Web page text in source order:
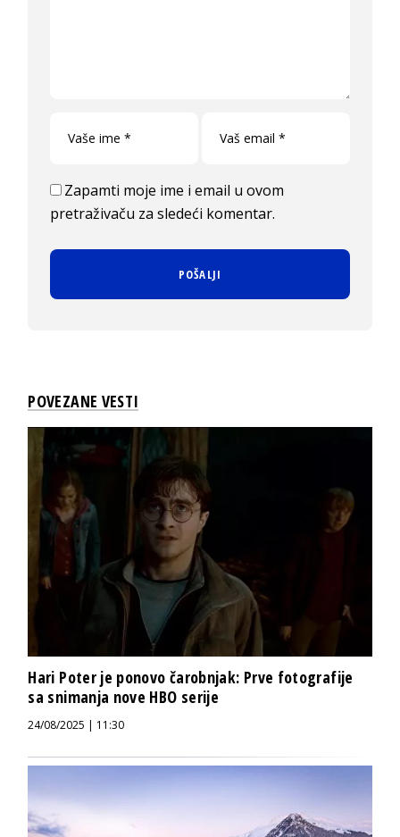
Zapamti moje ime i email u ovom
pretraživaču za sledeći komentar.
POVEZANE VESTI
Hari Poter je ponovo čarobnjak: Prve fotografije
sa snimanja nove HBO serije
24/08/2025 | 11:30